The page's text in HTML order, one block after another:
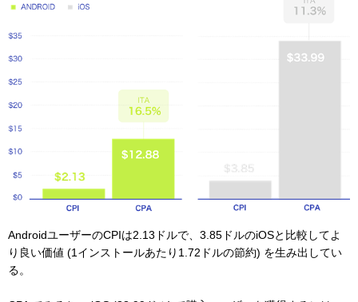
AndroidユーザーのCPIは2.13ドルで、3.85ドルのiOSと比較してよ
り良い価値 (1インストールあたり1.72ドルの節約) を生み出してい
る。